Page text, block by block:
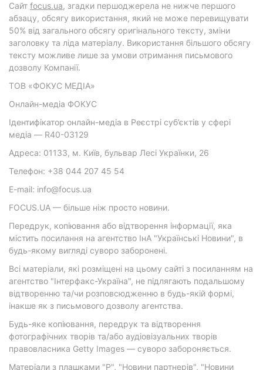
Cайт focus.ua, згадки першоджерела не нижче першого
абзацу, обсягу використання, який не може перевищувати
50% від загального обсягу оригінального тексту, зміни
заголовку та ліда матеріалу. Використання більшого обсягу
тексту можливе лише за умови отримання письмового
дозволу Компанії.
ТОВ «ФОКУС МЕДІА»
Онлайн-медіа ФОКУС
Ідентифікатор онлайн-медіа в Реєстрі суб’єктів у сфері
медіа — R40-03129
Адреса: 01133, м. Київ, бульвар Лесі Українки, 26
Телефон: +38 044 207 45 54
E-mail: info@focus.ua
FOCUS.UA — більше ніж просто новини.
Передрук, копіювання або відтворення інформації, яка
містить посилання на агентство ІнА "Українські Новини", в
будь-якому вигляді суворо заборонені.
Всі матеріали, які розміщені на цьому сайті з посиланням на
агентство "Інтерфакс-Україна", не підлягають подальшому
відтворенню та/чи розповсюдженню в будь-якій формі,
інакше як з письмового дозволу агентства.
Будь-яке копіювання, передрук та відтворення
фотографічних творів та/або аудіовізуальних творів
правовласника Getty Images — суворо забороняється.
Матеріали з плашками "Р", "Новини партнерів", "Новини